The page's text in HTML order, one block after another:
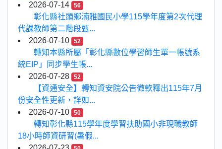
2026-07-14
56
彰化縣社頭鄉湳雅國民小學115學年度第2次代理
代課教師第二階段甄...
2026-07-10
52
轉知本縣所屬「彰化縣數位學習師生單一帳號系
統EIP」同步學生帳...
2026-07-28
52
【資通安全】轉知資安院公告微軟釋出115年7月
份安全性更新，詳如...
2026-07-10
50
轉知彰化縣115學年度學習扶助國小非現職教師
18小時師資研習(暑假...